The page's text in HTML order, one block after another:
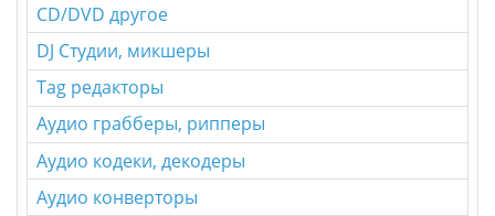
CD/DVD другое
DJ Студии, микшеры
Tag редакторы
Аудио грабберы, рипперы
Аудио кодеки, декодеры
Аудио конверторы